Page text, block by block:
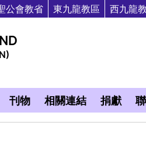
公會教省 東九龍教區 西九龍
刊物 相關連結 捐獻